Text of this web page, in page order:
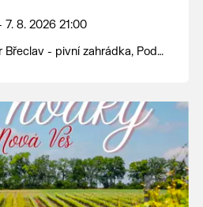
7. 8. 2026 21:00
- pivní zahrádka, Pod